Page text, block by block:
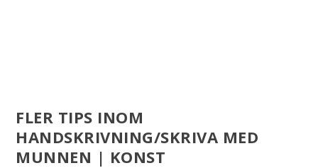
FLER TIPS INOM
HANDSKRIVNING/SKRIVA MED
MUNNEN | KONST